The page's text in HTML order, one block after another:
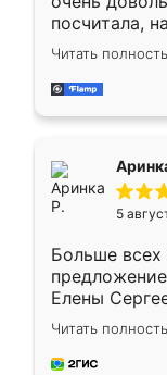
посчитала,
Замерщик
делу со
за день,
Читать
5
Больше всех
Елены
короткие
для замера
предложил
Читать